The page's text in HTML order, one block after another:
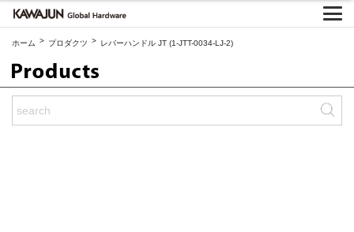
ホーム > プロダクツ > レバーハンドル JT (1-JTT-0034-LJ-2)